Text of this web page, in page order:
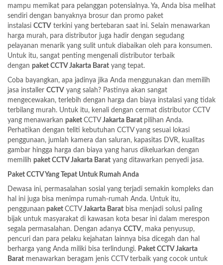
mampu memikat para pelanggan potensialnya. Ya, Anda bisa melihat
sendiri dengan banyaknya brosur dan promo paket
instalasi CCTV terkini yang bertebaran saat ini. Selain menawarkan
harga murah, para distributor juga hadir dengan segudang
pelayanan menarik yang sulit untuk diabaikan oleh para konsumen.
Untuk itu, sangat penting mengenali distributor terbaik
dengan paket CCTV Jakarta Barat yang tepat.
Coba bayangkan, apa jadinya jika Anda menggunakan dan memilih
jasa installer CCTV yang salah? Pastinya akan sangat
mengecewakan, terlebih dengan harga dan biaya instalasi yang tidak
terbilang murah. Untuk itu, kenali dengan cermat distributor CCTV
yang menawarkan paket CCTV Jakarta Barat pilihan Anda.
Perhatikan dengan teliti kebutuhan CCTV yang sesuai lokasi
penggunaan, jumlah kamera dan saluran, kapasitas DVR, kualitas
gambar hingga harga dan biaya yang harus dikeluarkan dengan
memilih paket CCTV Jakarta Barat yang ditawarkan penyedi jasa.
Paket CCTV Yang Tepat Untuk Rumah Anda
Dewasa ini, permasalahan sosial yang terjadi semakin kompleks dan
hal ini juga bisa menimpa rumah-rumah Anda. Untuk itu,
penggunaan paket CCTV Jakarta Barat bisa menjadi solusi paling
bijak untuk masyarakat di kawasan kota besar ini dalam merespon
segala permasalahan. Dengan adanya CCTV, maka penyusup,
pencuri dan para pelaku kejahatan lainnya bisa dicegah dan hal
berharga yang Anda miliki bisa terlindungi. Paket CCTV Jakarta
Barat menawarkan beragam jenis CCTV terbaik yang cocok untuk